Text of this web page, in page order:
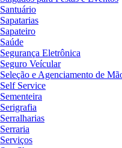
Santuário
Sapatarias
Sapateiro
Saúde
Segurança Eletrônica
Seguro Veícular
Seleção e Agenciamento de
Self Service
Sementeira
Serigrafia
Serralharias
Serraria
Serviços